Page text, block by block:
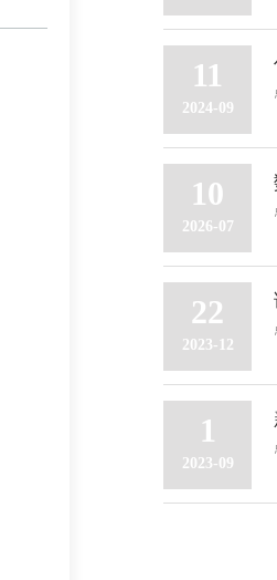
11
2024-09
10
2026-07
22
2023-12
1
2023-09